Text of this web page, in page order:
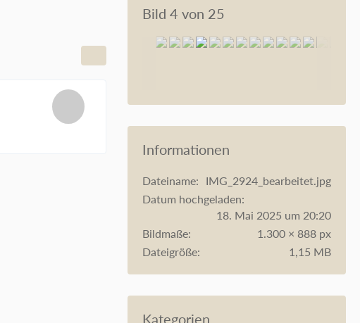
Bild 4 von 25
Informationen
Dateiname
IMG_2924_bearbeitet.jpg
Datum hochgeladen
18. Mai 2025 um 20:20
Bildmaße
1.300 × 888 px
Dateigröße
1,15 MB
Kategorien